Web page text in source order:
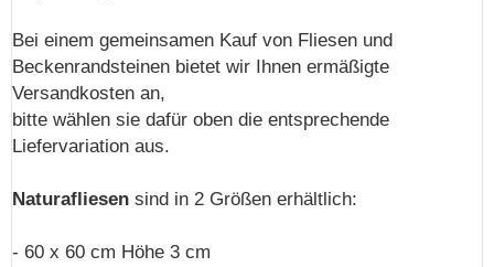
Bei einem gemeinsamen Kauf von Fliesen und
Beckenrandsteinen bietet wir Ihnen ermäßigte
Versandkosten an,
bitte wählen sie dafür oben die entsprechende
Liefervariation aus.
Naturafliesen sind in 2 Größen erhältlich:
- 60 x 60 cm Höhe 3 cm